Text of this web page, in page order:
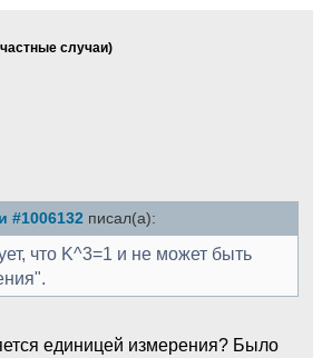
случаи)
#1006132 писал(а):
что K^3=1 и не может быть
единицей измерения? Было